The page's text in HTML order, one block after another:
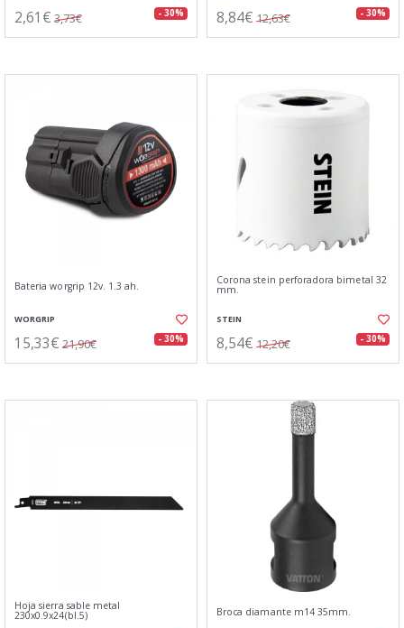
2,61€ 3,73€ - 30% 8,84€ 12,63€ - 30%
Bateria worgrip 12v. 1.3 ah.
WORGRIP
15,33€ 21,90€ - 30%
Corona stein perforadora bimetal 32
mm.
STEIN
8,54€ 12,20€ - 30%
Hoja sierra sable metal
230x0.9x24(bl.5) Broca diamante m14 35mm.